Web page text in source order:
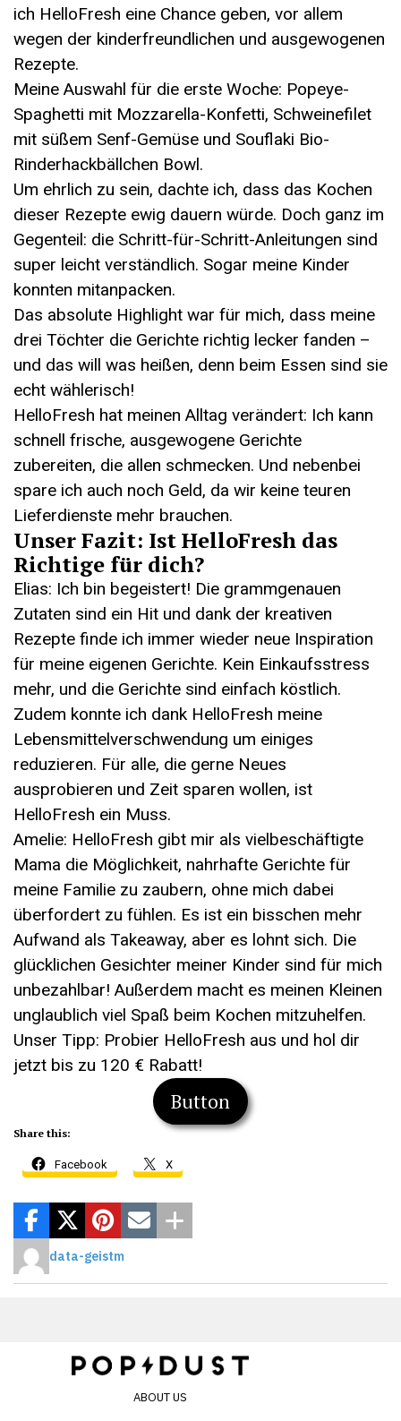
ich HelloFresh eine Chance geben, vor allem
wegen der kinderfreundlichen und ausgewogenen
Rezepte.
Meine Auswahl für die erste Woche: Popeye-
Spaghetti mit Mozzarella-Konfetti, Schweinefilet
mit süßem Senf-Gemüse und Souflaki Bio-
Rinderhackbällchen Bowl.
Um ehrlich zu sein, dachte ich, dass das Kochen
dieser Rezepte ewig dauern würde. Doch ganz im
Gegenteil: die Schritt-für-Schritt-Anleitungen sind
super leicht verständlich. Sogar meine Kinder
konnten mitanpacken.
Das absolute Highlight war für mich, dass meine
drei Töchter die Gerichte richtig lecker fanden –
und das will was heißen, denn beim Essen sind sie
echt wählerisch!
HelloFresh hat meinen Alltag verändert: Ich kann
schnell frische, ausgewogene Gerichte
zubereiten, die allen schmecken. Und nebenbei
spare ich auch noch Geld, da wir keine teuren
Lieferdienste mehr brauchen.
Unser Fazit: Ist HelloFresh das
Richtige für dich?
Elias: Ich bin begeistert! Die grammgenauen
Zutaten sind ein Hit und dank der kreativen
Rezepte finde ich immer wieder neue Inspiration
für meine eigenen Gerichte. Kein Einkaufsstress
mehr, und die Gerichte sind einfach köstlich.
Zudem konnte ich dank HelloFresh meine
Lebensmittelverschwendung um einiges
reduzieren. Für alle, die gerne Neues
ausprobieren und Zeit sparen wollen, ist
HelloFresh ein Muss.
Amelie: HelloFresh gibt mir als vielbeschäftigte
Mama die Möglichkeit, nahrhafte Gerichte für
meine Familie zu zaubern, ohne mich dabei
überfordert zu fühlen. Es ist ein bisschen mehr
Aufwand als Takeaway, aber es lohnt sich. Die
glücklichen Gesichter meiner Kinder sind für mich
unbezahlbar! Außerdem macht es meinen Kleinen
unglaublich viel Spaß beim Kochen mitzuhelfen.
Unser Tipp: Probier HelloFresh aus und hol dir
jetzt bis zu 120 € Rabatt!
Button
Share this:
Facebook X
data-geistm
ABOUT US